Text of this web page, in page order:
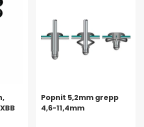
Popnit 5,2mm grepp
4,6-11,4mm